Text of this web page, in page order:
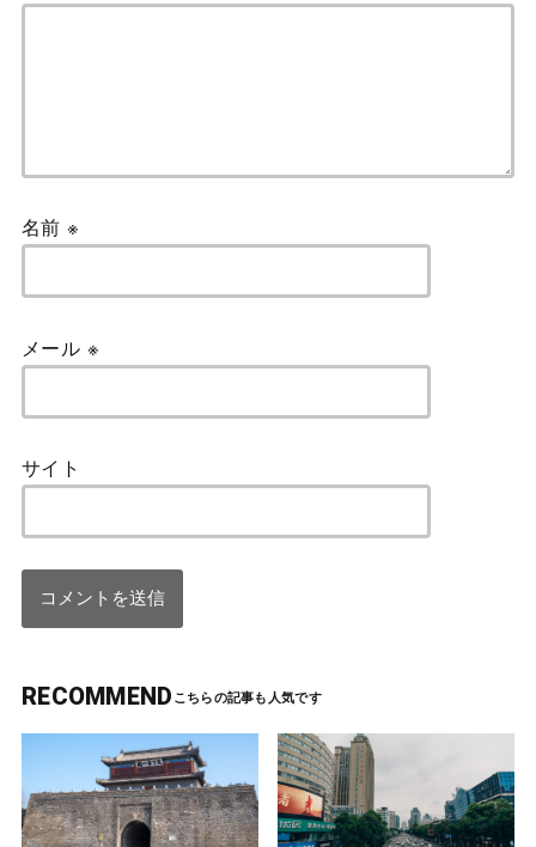
名前※
メール ※
サイト
RECOMMEND